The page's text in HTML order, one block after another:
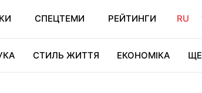
СПЕЦТЕМИ РЕЙТИНГИ RU
СТИЛЬ ЖИТТЯ ЕКОНОМІКА ЩЕ